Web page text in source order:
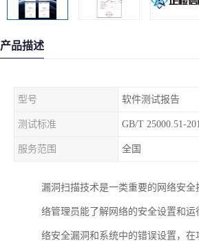
产品描述
型号 软件测试报告
测试标准 GB/T 25000.51-
服务范围 全国
漏洞扫描技术是一类重要的网络安
络管理员能了解网络的安全设置和
络安全漏洞和系统中的错误设置，